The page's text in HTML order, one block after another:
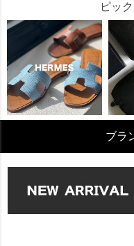
ピッ
ブラ